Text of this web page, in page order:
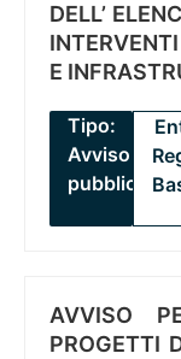
DELL’
E
Tipo:
Avviso
pubblico
AVVISO
PROGETTI